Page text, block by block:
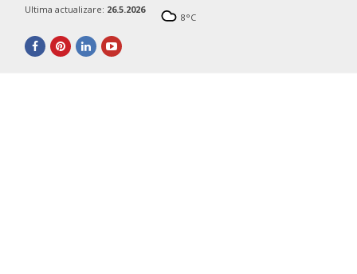
Ultima actualizare: 26.5.2026
8°C